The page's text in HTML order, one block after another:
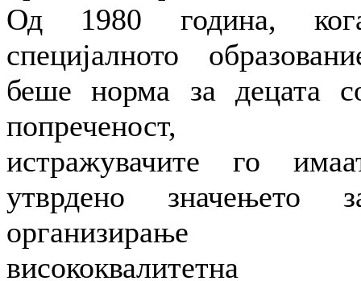
Од 1980 година,
специјалното
беше норма за децата
попреченост,
истражувачите го
утврдено значењето
организирање
висококвалитетна